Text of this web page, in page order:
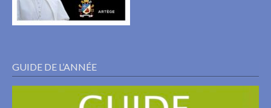
GUIDE DE L’ANNÉE